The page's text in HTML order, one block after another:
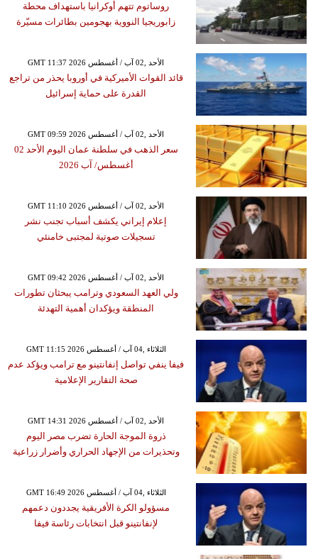
روساتوم تتهم أوكرانيا باستهداف محطة
زابوريجيا النووية بهجومين بطائرات مسيّرة
GMT 11:37 2026 الأحد ,02 آب / أغسطس
قائد القوات الأميركية في أوروبا يحذر من تراجع
القدرة على حماية إسرائيل
GMT 09:59 2026 الأحد ,02 آب / أغسطس
سعر الذهب في سلطنة عمان اليوم الأحد 02
أغسطس/ آب 2026
GMT 11:10 2026 الأحد ,02 آب / أغسطس
إعلام إيراني يكشف أسباب تجنب نشر
تسجيلات صوتية لمجتبى خامنئي
GMT 09:42 2026 الأحد ,02 آب / أغسطس
ولي العهد السعودي وترامب يبحثان تطورات
المنطقة ويؤكدان أهمية التهدئة
GMT 11:15 2026 الثلاثاء ,04 آب / أغسطس
فيفا ينفي تواصل إنفانتينو مع ترامب ويؤكد عدم
صحة التقارير الإعلامية
GMT 14:31 2026 الأحد ,02 آب / أغسطس
ذروة الموجة الحارة تضرب مصر اليوم
وتحذيرات من الإجهاد الحراري وأضرار زراعية
GMT 16:49 2026 الثلاثاء ,04 آب / أغسطس
مسؤولو الكرة الأفريقية يجددون دعمهم
لإنفانتينو قبل انتخابات رئاسة فيفا